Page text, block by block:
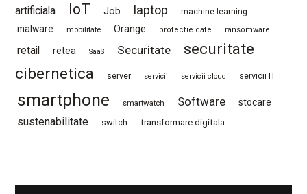
artificiala
IoT Job laptop machine learning
malware mobilitate Orange protectie date ransomware
retail retea SaaS Securitate
securitate
cibernetica
server servicii servicii cloud servicii IT
smartphone smartwatch Software stocare
sustenabilitate switch transformare digitala